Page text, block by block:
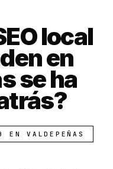
local
en
se ha
EN VALDEPEÑAS